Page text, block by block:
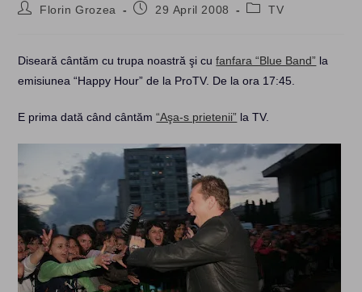
PostFlorin Grozea
Post29 April 2008
PostTV
Diseară cântăm cu trupa noastră şi cufanfara “Blue Band” la
emisiunea “Happy Hour” de la ProTV. De la ora 17:45.
E prima dată când cântăm“Aşa-s prietenii” la TV.